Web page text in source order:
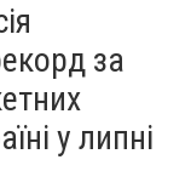
за
у липні